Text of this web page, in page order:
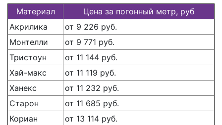
Материал
Цена за погонный метр, руб
Акрилика
от 9 226 руб.
Монтелли
от 9 771 руб.
Тристоун
от 11 144 руб.
Хай-макс
от 11 119 руб.
Ханекс
от 11 232 руб.
Старон
от 11 685 руб.
Кориан
от 13 114 руб.